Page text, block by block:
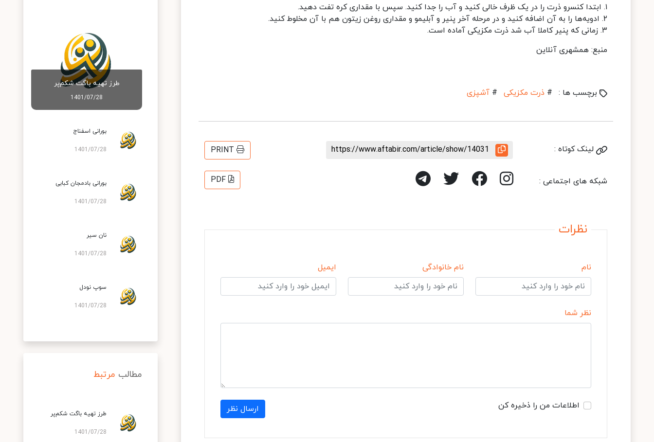
۱. ابتدا کنسرو ذرت را در یک ظرف خالی کنید و آب را جدا کنید. سپس با مقداری کره تفت دهید.
۲. ادویه‌ها را به آن اضافه کنید و در مرحله آخر پنیر و آبلیمو و مقداری روغن زیتون هم با آن مخلوط کنید.
۳. زمانی که پنیر کاملا آب شد ذرت مکزیکی آماده است.
منبع: همشهری آنلاین
برچسب ها : # ذرت مکزیکی # آشپزی
لینک کوتاه : https://www.aftabir.com/article/show/14031
PRINT
شبکه های اجتماعی : PDF
نظرات
نام نام خانوادگی ایمیل
نظر شما
اطلاعات من را ذخیره کن ارسال نظر
طرز تهیه باگت شکم‌پر
1401/07/28
بورانی اسفناج
1401/07/28
بورانی بادمجان کبابی
1401/07/28
نان سیر
1401/07/28
سوپ نودل
1401/07/28
مطالب مرتبط
طرز تهیه باگت شکم‌پر
1401/07/28